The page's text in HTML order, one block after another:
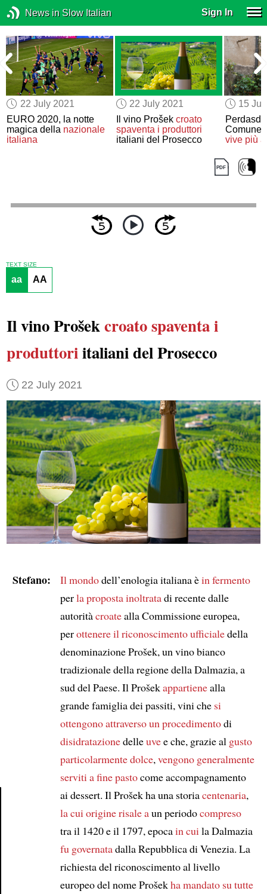
News in Slow Italian Sign In
22 July 2021
EURO 2020, la notte
magica della nazionale
italiana
22 July 2021
Il vino Prošek croato
spaventa i produttori
italiani del Prosecco
15
Comune
vive più
TEXT SIZE
aa AA
Il vino Prošekcroatospaventai
produttoriitaliani del Prosecco
22 July 2021
Stefano: Il mondodell’enologia italiana èin fermento
perla propostainoltratadi recente dalle
autoritàcroatealla Commissione europea,
perottenereil riconoscimento ufficialedella
denominazione Prošek, un vino bianco
tradizionale della regione della Dalmazia, a
sud del Paese. Il Prošekappartienealla
grande famiglia dei passiti, vini che si
ottengono attraversoun procedimentodi
disidratazionedelleuvee che, grazie al gusto
particolarmente dolce, vengono generalmente
serviti a fine pastocome accompagnamento
ai dessert. Il Prošek ha una storiacentenaria,
la cui originerisale aun periodocompreso
tra il 1420 e il 1797, epocain cui la Dalmazia
fu governatadalla Repubblica di Venezia. La
richiesta del riconoscimento al livello
europeo del nome Prošekha mandato su tutte